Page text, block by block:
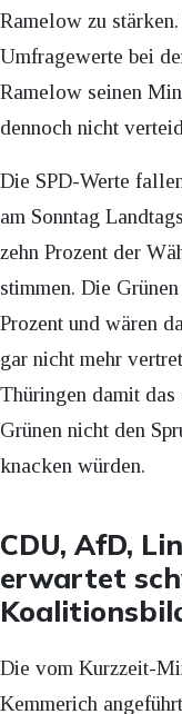
Ramelow zu
Umfragewerte bei
Ramelow seinen
dennoch nicht
Die SPD-Werte
am Sonntag
zehn Prozent der
stimmen. Die
Prozent und wären
gar nicht mehr
Thüringen damit
Grünen nicht den
knacken würden.
CDU, AfD,
erwartet
Die vom Kurzzeit-
Kemmerich